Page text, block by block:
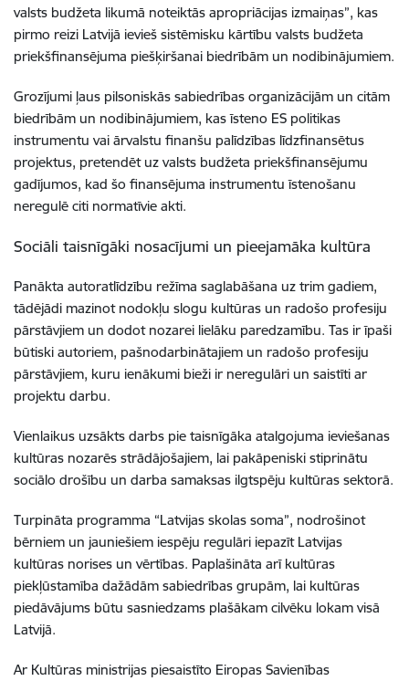
valsts budžeta likumā noteiktās apropriācijas izmaiņas”, kas
pirmo reizi Latvijā ievieš sistēmisku kārtību valsts budžeta
priekšfinansējuma piešķiršanai biedrībām un nodibinājumiem.
Grozījumi ļaus pilsoniskās sabiedrības organizācijām un citām
biedrībām un nodibinājumiem, kas īsteno ES politikas
instrumentu vai ārvalstu finanšu palīdzības līdzfinansētus
projektus, pretendēt uz valsts budžeta priekšfinansējumu
gadījumos, kad šo finansējuma instrumentu īstenošanu
neregulē citi normatīvie akti.
Sociāli taisnīgāki nosacījumi un pieejamāka kultūra
Panākta autoratlīdzību režīma saglabāšana uz trim gadiem,
tādējādi mazinot nodokļu slogu kultūras un radošo profesiju
pārstāvjiem un dodot nozarei lielāku paredzamību. Tas ir īpaši
būtiski autoriem, pašnodarbinātajiem un radošo profesiju
pārstāvjiem, kuru ienākumi bieži ir neregulāri un saistīti ar
projektu darbu.
Vienlaikus uzsākts darbs pie taisnīgāka atalgojuma ieviešanas
kultūras nozarēs strādājošajiem, lai pakāpeniski stiprinātu
sociālo drošību un darba samaksas ilgtspēju kultūras sektorā.
Turpināta programma “Latvijas skolas soma”, nodrošinot
bērniem un jauniešiem iespēju regulāri iepazīt Latvijas
kultūras norises un vērtības. Paplašināta arī kultūras
piekļūstamība dažādām sabiedrības grupām, lai kultūras
piedāvājums būtu sasniedzams plašākam cilvēku lokam visā
Latvijā.
Ar Kultūras ministrijas piesaistīto Eiropas Savienības